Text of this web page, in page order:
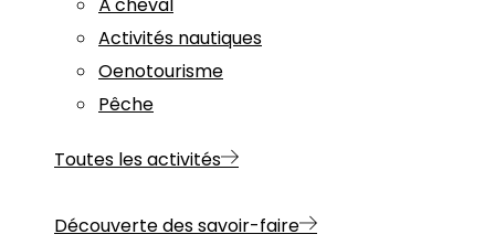
À cheval
Activités nautiques
Oenotourisme
Pêche
Toutes les activités
Découverte des savoir-faire